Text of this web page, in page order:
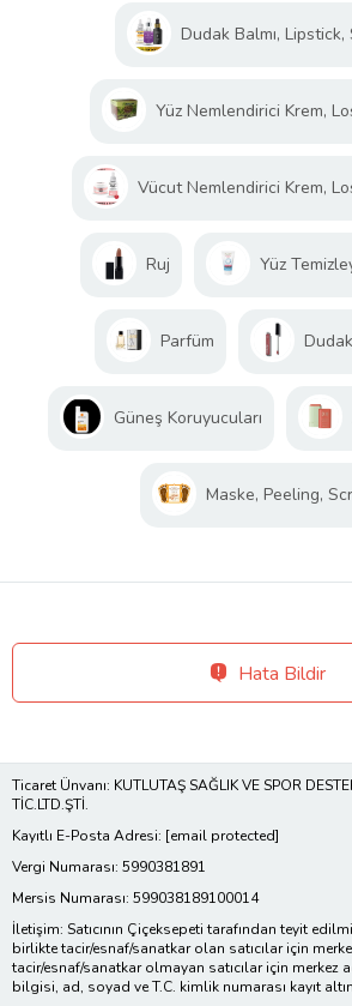
Dudak Balmı, Lipstick,
Yüz Nemlendirici Krem,
Vücut Nemlendirici Krem,
Ruj Yüz
Parfüm
Güneş Koruyucuları
Maske, Peeling,
Hata Bildir
Ticaret Ünvanı: KUTLUTAŞ SAĞLIK VE SPOR
TİC.LTD.ŞTİ.
Kayıtlı E-Posta Adresi: [email protected]
Vergi Numarası: 5990381891
Mersis Numarası: 599038189100014
İletişim: Satıcının Çiçeksepeti tarafından teyit
birlikte tacir/esnaf/sanatkar olan satıcılar için
tacir/esnaf/sanatkar olmayan satıcılar için
bilgisi, ad, soyad ve T.C. kimlik numarası kayıt